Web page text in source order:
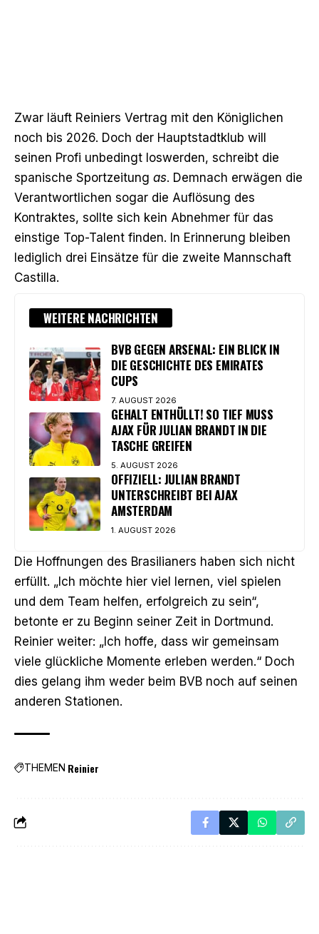
Zwar läuft Reiniers Vertrag mit den Königlichen
noch bis 2026. Doch der Hauptstadtklub will
seinen Profi unbedingt loswerden, schreibt die
spanische Sportzeitung as. Demnach erwägen die
Verantwortlichen sogar die Auflösung des
Kontraktes, sollte sich kein Abnehmer für das
einstige Top-Talent finden. In Erinnerung bleiben
lediglich drei Einsätze für die zweite Mannschaft
Castilla.
WEITERE NACHRICHTEN
BVB GEGEN ARSENAL: EIN BLICK IN
DIE GESCHICHTE DES EMIRATES
CUPS
7. AUGUST 2026
GEHALT ENTHÜLLT! SO TIEF MUSS
AJAX FÜR JULIAN BRANDT IN DIE
TASCHE GREIFEN
5. AUGUST 2026
OFFIZIELL: JULIAN BRANDT
UNTERSCHREIBT BEI AJAX
AMSTERDAM
1. AUGUST 2026
Die Hoffnungen des Brasilianers haben sich nicht
erfüllt. „Ich möchte hier viel lernen, viel spielen
und dem Team helfen, erfolgreich zu sein“,
betonte er zu Beginn seiner Zeit in Dortmund.
Reinier weiter: „Ich hoffe, dass wir gemeinsam
viele glückliche Momente erleben werden.“ Doch
dies gelang ihm weder beim BVB noch auf seinen
anderen Stationen.
THEMEN Reinier